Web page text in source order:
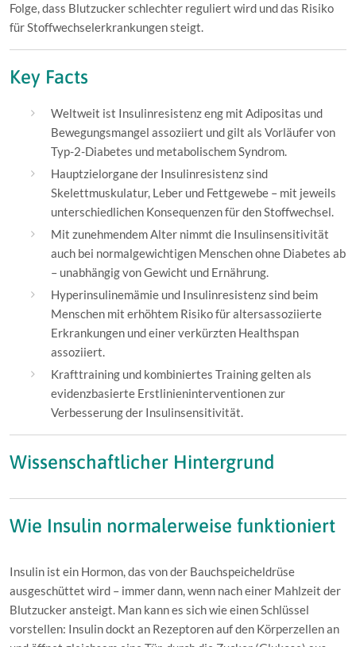
Folge, dass Blutzucker schlechter reguliert wird und das Risiko
für Stoffwechselerkrankungen steigt.
Key Facts
Weltweit ist Insulinresistenz eng mit Adipositas und
Bewegungsmangel assoziiert und gilt als Vorläufer von
Typ-2-Diabetes und metabolischem Syndrom.
Hauptzielorgane der Insulinresistenz sind
Skelettmuskulatur, Leber und Fettgewebe – mit jeweils
unterschiedlichen Konsequenzen für den Stoffwechsel.
Mit zunehmendem Alter nimmt die Insulinsensitivität
auch bei normalgewichtigen Menschen ohne Diabetes ab
– unabhängig von Gewicht und Ernährung.
Hyperinsulinemämie und Insulinresistenz sind beim
Menschen mit erhöhtem Risiko für altersassoziierte
Erkrankungen und einer verkürzten Healthspan
assoziiert.
Krafttraining und kombiniertes Training gelten als
evidenzbasierte Erstlinieninterventionen zur
Verbesserung der Insulinsensitivität.
Wissenschaftlicher Hintergrund
Wie Insulin normalerweise funktioniert
Insulin ist ein Hormon, das von der Bauchspeicheldrüse
ausgeschüttet wird – immer dann, wenn nach einer Mahlzeit der
Blutzucker ansteigt. Man kann es sich wie einen Schlüssel
vorstellen: Insulin dockt an Rezeptoren auf den Körperzellen an